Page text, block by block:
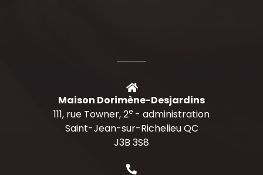
Maison Dorimène-Desjardins
111, rue Towner, 2e - administration
Saint-Jean-sur-Richelieu QC
J3B 3S8